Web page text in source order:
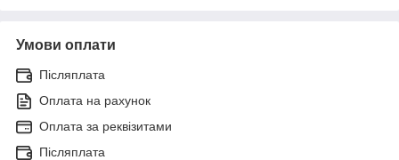
Умови оплати
Післяплата
Оплата на рахунок
Оплата за реквізитами
Післяплата